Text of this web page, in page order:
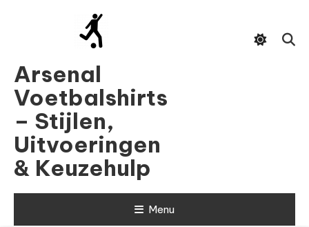
Arsenal
Voetbalshirts
– Stijlen,
Uitvoeringen
& Keuzehulp
Menu